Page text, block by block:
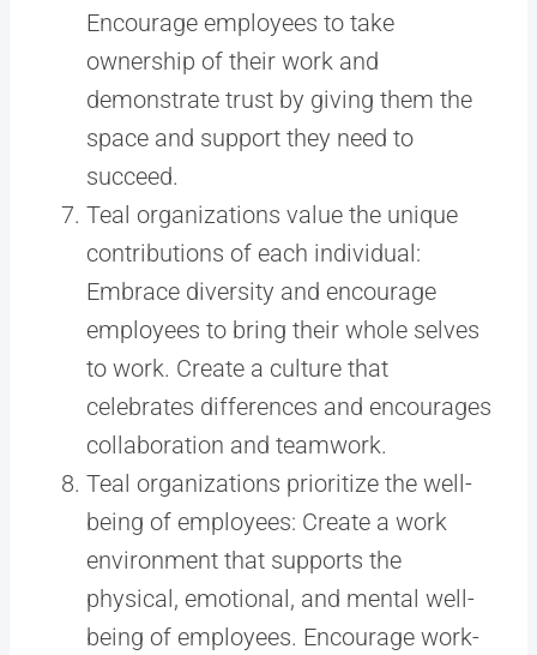
Encourage employees to take
ownership of their work and
demonstrate trust by giving them the
space and support they need to
succeed.
Teal organizations value the unique
contributions of each individual:
Embrace diversity and encourage
employees to bring their whole selves
to work. Create a culture that
celebrates differences and encourages
collaboration and teamwork.
Teal organizations prioritize the well-
being of employees: Create a work
environment that supports the
physical, emotional, and mental well-
being of employees. Encourage work-